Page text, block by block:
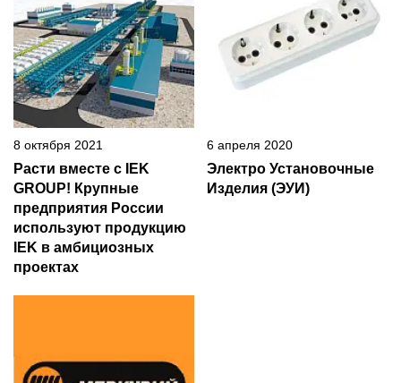
8 октября 2021
Расти вместе с IEK
GROUP! Крупные
предприятия России
используют продукцию
IEK в амбициозных
проектах
6 апреля 2020
Электро Установочные
Изделия (ЭУИ)